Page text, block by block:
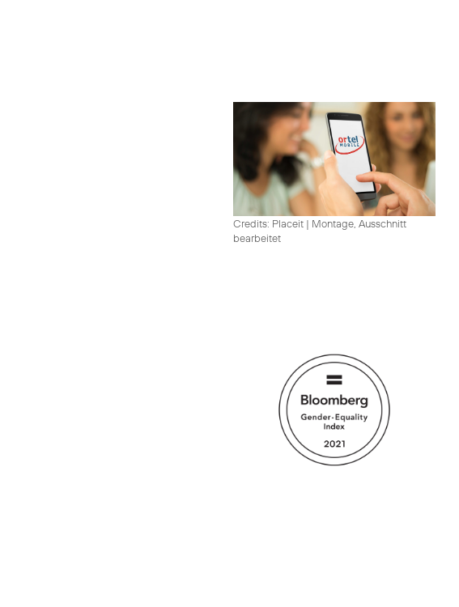
Credits: Placeit | Montage, Ausschnitt
bearbeitet